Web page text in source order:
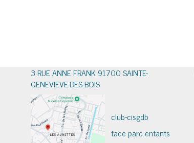
3 RUE ANNE FRANK 91700 SAINTE-
GENEVIEVE-DES-BOIS
club-cisgdb
face parc enfants